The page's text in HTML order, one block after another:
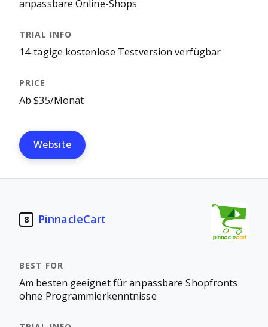
anpassbare Online-Shops
14-tägige kostenlose Testversion verfügbar
Ab $35/Monat
Website
8 PinnacleCart
Am besten geeignet für anpassbare Shopfronts
ohne Programmierkenntnisse